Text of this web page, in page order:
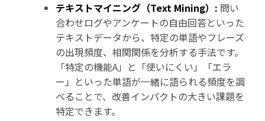
テキストマイニング（Text Mining）: 問い
合わせログやアンケートの自由回答といった
テキストデータから、特定の単語やフレーズ
の出現頻度、相関関係を分析する手法です。
「特定の機能A」と「使いにくい」「エラ
ー」といった単語が一緒に語られる頻度を調
べることで、改善インパクトの大きい課題を
特定できます。